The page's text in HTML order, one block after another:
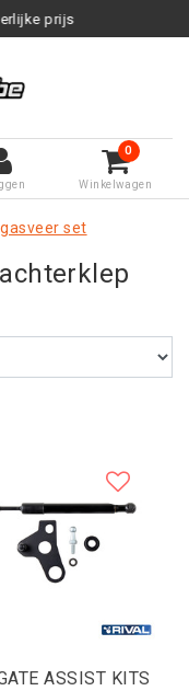
0
Winkelwagen
set
ASSIST KITS